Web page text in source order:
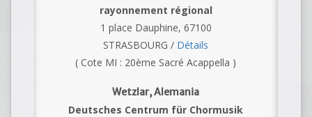
rayonnement régional
1 place Dauphine, 67100
STRASBOURG / Détails
( Cote MI : 20ème Sacré Acappella )
Wetzlar, Alemania
Deutsches Centrum für Chormusik